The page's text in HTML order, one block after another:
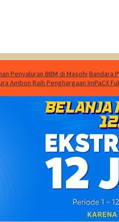
Penyaluran BBM di Masohi Bandara
Ambon Raih Penghargaan ImPaCX